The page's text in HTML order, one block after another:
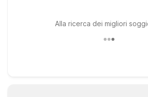
Alla ricerca dei migliori